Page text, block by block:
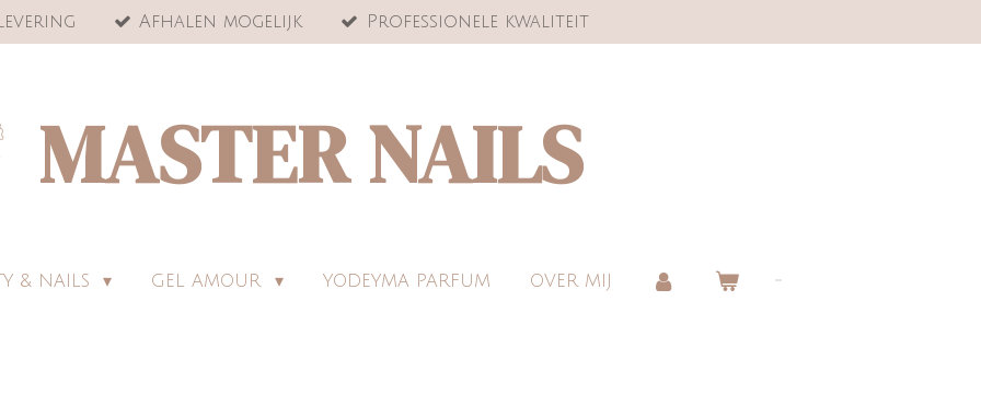
Afhalen mogelijk Professionele kwaliteit
MASTER NAILS
& NAILS GEL AMOUR YODEYMA PARFUM OVER MIJ